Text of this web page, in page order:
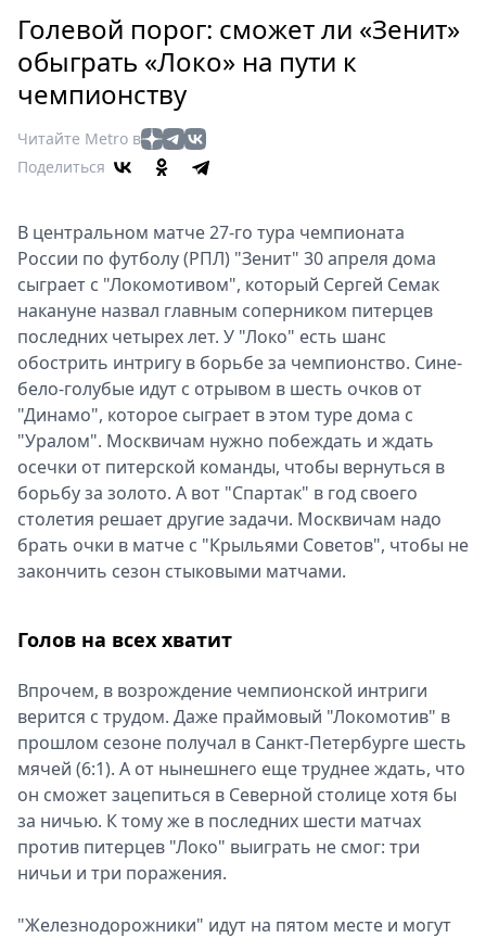
Россия
Мир
Здоровье
Туризм
Мода
Кино
Афиша
Книги
Выставки
Пресс-
релизы
О
Metro
Стримы
Спецпроекты
Звезды
Выборы
Metro
Голевой порог: сможет ли «Зенит»
обыграть «Локо» на пути к
чемпионству
Читайте Metro в
Поделиться
В центральном матче 27-го тура чемпионата
России по футболу (РПЛ) "Зенит" 30 апреля дома
сыграет с "Локомотивом", который Сергей Семак
накануне назвал главным соперником питерцев
последних четырех лет. У "Локо" есть шанс
обострить интригу в борьбе за чемпионство. Сине-
бело-голубые идут с отрывом в шесть очков от
"Динамо", которое сыграет в этом туре дома с
"Уралом". Москвичам нужно побеждать и ждать
осечки от питерской команды, чтобы вернуться в
борьбу за золото. А вот "Спартак" в год своего
столетия решает другие задачи. Москвичам надо
брать очки в матче с "Крыльями Советов", чтобы не
закончить сезон стыковыми матчами.
Голов на всех хватит
Впрочем, в возрождение чемпионской интриги
верится с трудом. Даже праймовый "Локомотив" в
прошлом сезоне получал в Санкт-Петербурге шесть
мячей (6:1). А от нынешнего еще труднее ждать, что
он сможет зацепиться в Северной столице хотя бы
за ничью. К тому же в последних шести матчах
против питерцев "Локо" выиграть не смог: три
ничьи и три поражения.
"Железнодорожники" идут на пятом месте и могут